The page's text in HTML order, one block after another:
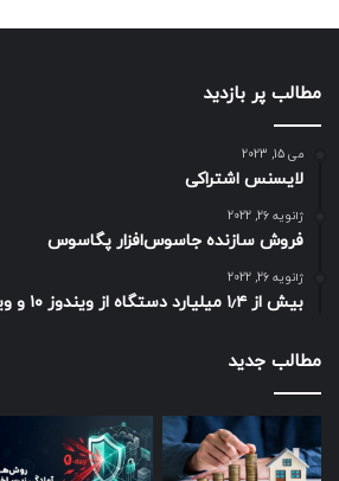
مطالب پر بازدید
می 15, 2023
لایسنس اشتراکی
ژانویه 26, 2022
فروش سازنده جاسوس‌افزار پگاسوس
ژانویه 26, 2022
بیش از ۱٫۴ میلیارد دستگاه از ویندوز ۱۰ و ویندوز ۱۱ استفاده می‌کنند
مطالب جدید